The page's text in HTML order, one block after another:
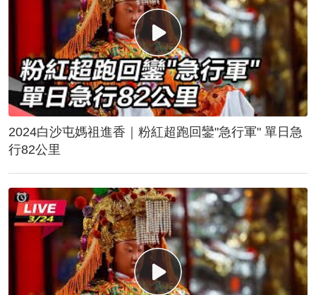
2024白沙屯媽祖進香｜粉紅超跑回鑾"急行軍" 單日急
行82公里